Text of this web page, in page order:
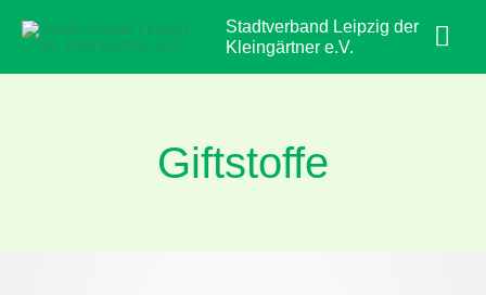
Inhalt
springen
Stadtverband Leipzig der
Kleingärtner e.V.
Giftstoffe